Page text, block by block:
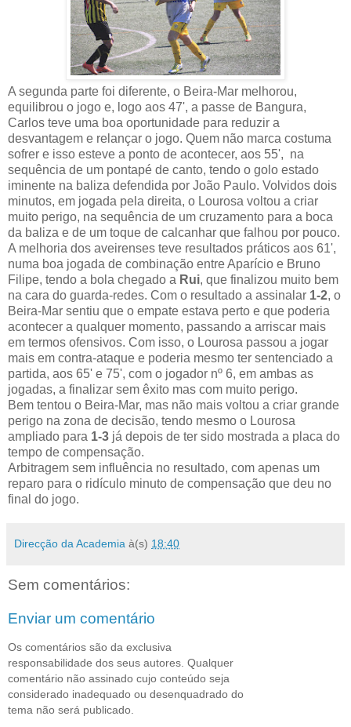
A segunda parte foi diferente, o Beira-Mar melhorou,
equilibrou o jogo e, logo aos 47', a passe de Bangura,
Carlos teve uma boa oportunidade para reduzir a
desvantagem e relançar o jogo. Quem não marca costuma
sofrer e isso esteve a ponto de acontecer, aos 55', na
sequência de um pontapé de canto, tendo o golo estado
iminente na baliza defendida por João Paulo. Volvidos dois
minutos, em jogada pela direita, o Lourosa voltou a criar
muito perigo, na sequência de um cruzamento para a boca
da baliza e de um toque de calcanhar que falhou por pouco.
A melhoria dos aveirenses teve resultados práticos aos 61',
numa boa jogada de combinação entre Aparício e Bruno
Filipe, tendo a bola chegado a Rui, que finalizou muito bem
na cara do guarda-redes. Com o resultado a assinalar 1-2, o
Beira-Mar sentiu que o empate estava perto e que poderia
acontecer a qualquer momento, passando a arriscar mais
em termos ofensivos. Com isso, o Lourosa passou a jogar
mais em contra-ataque e poderia mesmo ter sentenciado a
partida, aos 65' e 75', com o jogador nº 6, em ambas as
jogadas, a finalizar sem êxito mas com muito perigo.
Bem tentou o Beira-Mar, mas não mais voltou a criar grande
perigo na zona de decisão, tendo mesmo o Lourosa
ampliado para 1-3 já depois de ter sido mostrada a placa do
tempo de compensação.
Arbitragem sem influência no resultado, com apenas um
reparo para o ridículo minuto de compensação que deu no
final do jogo.
Direcção da Academia à(s) 18:40
Sem comentários:
Enviar um comentário
Os comentários são da exclusiva
responsabilidade dos seus autores. Qualquer
comentário não assinado cujo conteúdo seja
considerado inadequado ou desenquadrado do
tema não será publicado.